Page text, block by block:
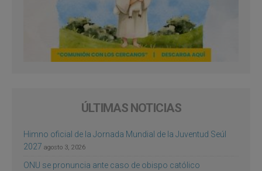
ÚLTIMAS NOTICIAS
Himno oficial de la Jornada Mundial de la Juventud Seúl
2027 agosto 3, 2026
ONU se pronuncia ante caso de obispo católico